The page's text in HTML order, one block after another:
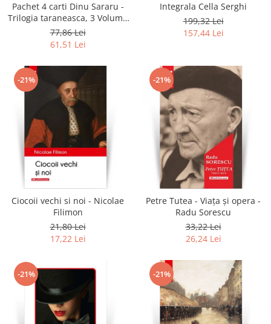
Pachet 4 carti Dinu Sararu -
Trilogia taraneasca, 3 Volume
+ Am onoarea, domnule
colonel!
77,86 Lei
61,51 Lei
Integrala Cella Serghi
199,32 Lei
157,44 Lei
-21%
Ciocoii vechi si noi - Nicolae
Filimon
21,80 Lei
17,22 Lei
-21%
Petre Tutea - Viaţa şi opera -
Radu Sorescu
33,22 Lei
26,24 Lei
-21% -21%